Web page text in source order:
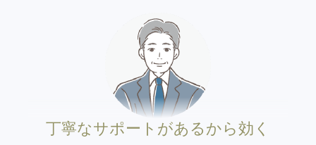
丁寧なサポートがあるから効く